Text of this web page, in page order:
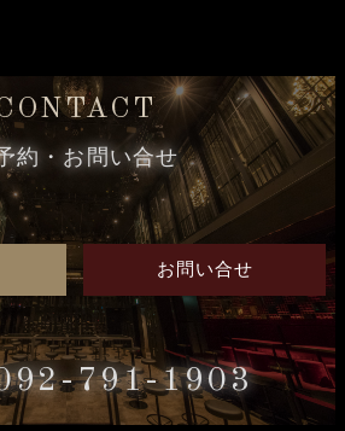
約・お問い合せ
お問い合せ
791-1903